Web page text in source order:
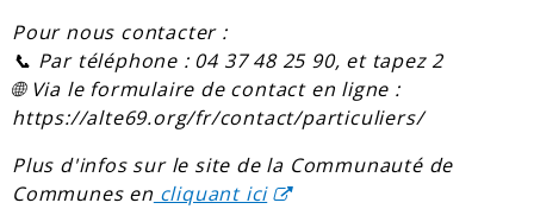
Pour nous contacter :
📞 Par téléphone : 04 37 48 25 90, et tapez 2
🌐 Via le formulaire de contact en ligne :
https://alte69.org/fr/contact/particuliers/
Plus d'infos sur le site de la Communauté de
Communes en cliquant ici